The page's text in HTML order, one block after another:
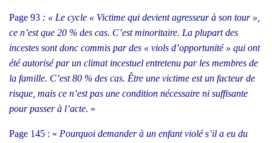
Page 93 : « Le cycle « Vic­time qui devient agres­seur à son tour »,
ce n’est que 20 % des cas. C’est mino­ri­taire. La plu­part des
incestes sont donc com­mis par des « viols d’opportunité » qui ont
été auto­ri­sé par un cli­mat inces­tuel entre­te­nu par les membres de
la famille. C’est 80 % des cas. Être une vic­time est un fac­teur de
risque, mais ce n’est pas une condi­tion néces­saire ni suf­fi­sante
pour pas­ser à l’acte. »
Page 145 : « Pour­quoi deman­der à un enfant vio­lé s’il a eu du